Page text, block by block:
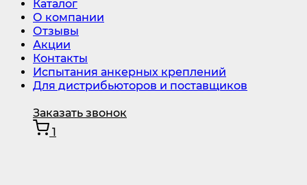
Каталог
О компании
Отзывы
Акции
Контакты
Испытания анкерных креплений
Для дистрибьюторов и поставщиков
Заказать звонок
1